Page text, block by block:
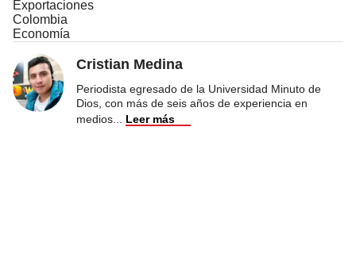
Exportaciones
Colombia
Economía
Cristian Medina
Periodista egresado de la Universidad Minuto de
Dios, con más de seis años de experiencia en
medios
Leer más